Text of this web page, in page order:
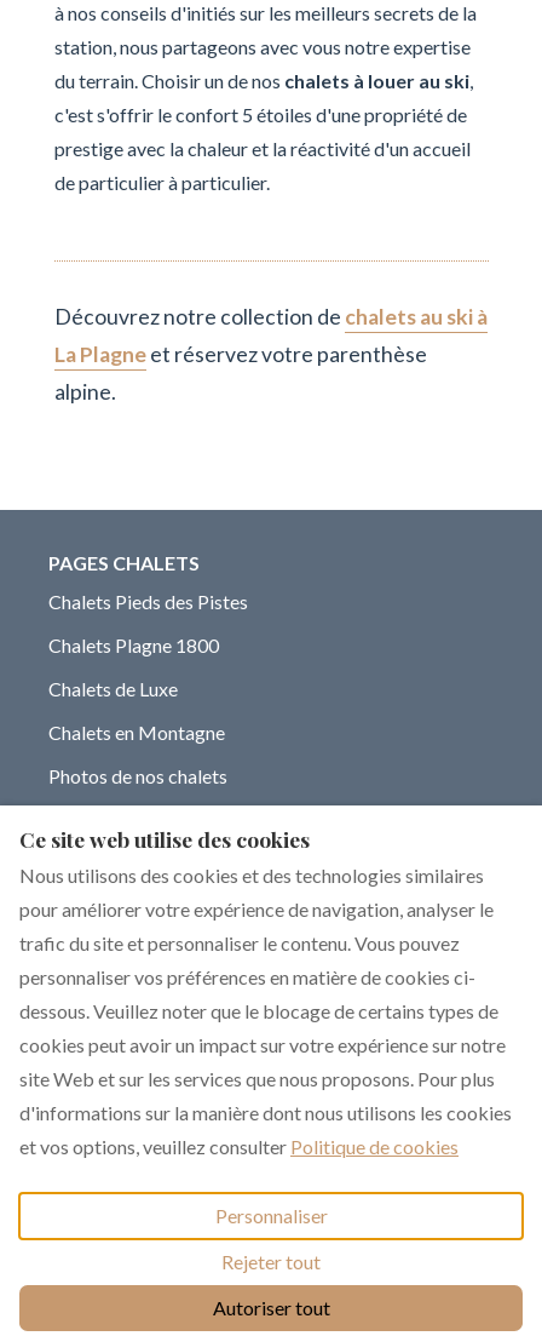
+33 6 17 93 76 86
à nos conseils d'initiés sur les meilleurs secrets de la
station, nous partageons avec vous notre expertise
du terrain. Choisir un de nos chalets à louer au ski,
c'est s'offrir le confort 5 étoiles d'une propriété de
prestige avec la chaleur et la réactivité d'un accueil
de particulier à particulier.
Découvrez notre collection de chalets au ski à
La Plagneet réservez votre parenthèse
alpine.
PAGES CHALETS
Chalets Pieds des Pistes
Chalets Plagne 1800
Chalets de Luxe
Chalets en Montagne
Photos de nos chalets
Location chalet La Plagne 12 personnes
Notre blog sur La Plagne
Français EUR +33 6 17 93 76 86
351 rue de Constantine,
La Plagne 1800, La
Plagne, France 73210.
chalet.dakota@yahoo.co
©2026Chalet Dakota
Tous droits réservés-
Powered by Lodgify
Ce site web utilise des cookies
Nous utilisons des cookies et des technologies similaires
pour améliorer votre expérience de navigation, analyser le
trafic du site et personnaliser le contenu. Vous pouvez
personnaliser vos préférences en matière de cookies ci-
dessous. Veuillez noter que le blocage de certains types de
cookies peut avoir un impact sur votre expérience sur notre
site Web et sur les services que nous proposons. Pour plus
d'informations sur la manière dont nous utilisons les cookies
et vos options, veuillez consulter Politique de cookies
Personnaliser
Rejeter tout
Autoriser tout